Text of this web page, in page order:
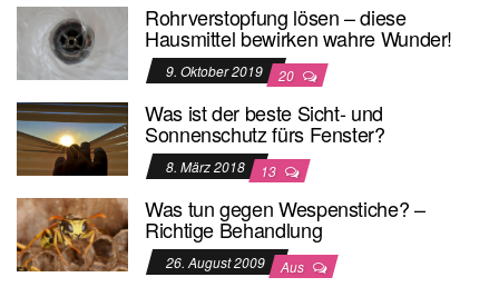
Rohrverstopfung lösen – diese
Hausmittel bewirken wahre Wunder!
9. Oktober 2019 20
Was ist der beste Sicht- und
Sonnenschutz fürs Fenster?
8. März 2018 13
Was tun gegen Wespenstiche? –
Richtige Behandlung
26. August 2009 Aus